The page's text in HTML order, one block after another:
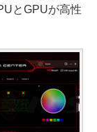
とGPUが高性